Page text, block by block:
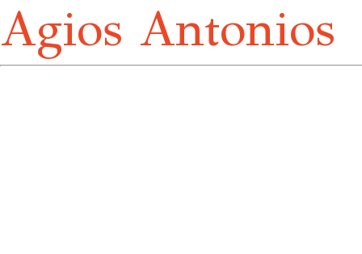
Agios Antonios